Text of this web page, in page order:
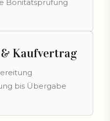
Bonitätsprüfung
& Kaufvertrag
bis Übergabe